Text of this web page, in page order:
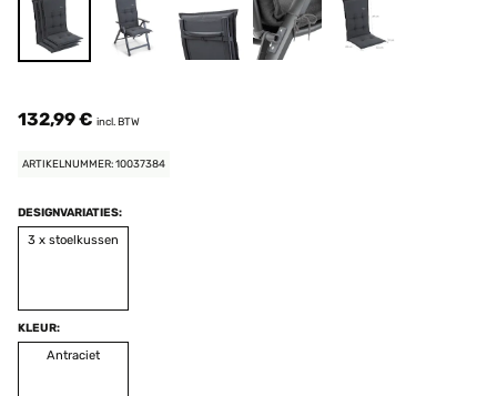
132,99 € incl. BTW
ARTIKELNUMMER: 10037384
DESIGNVARIATIES:
3 x stoelkussen
KLEUR:
Antraciet